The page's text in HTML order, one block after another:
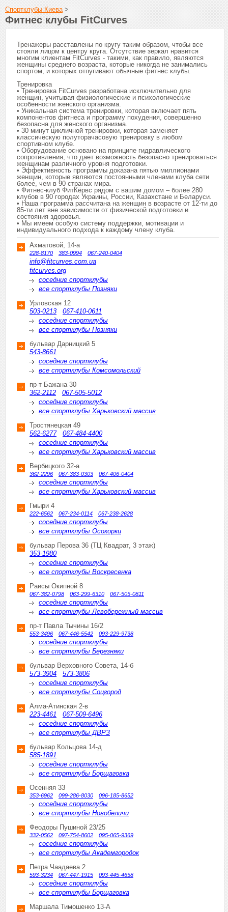
Спортклубы Киева>
Фитнес клубы FitCurves
Тренажеры расставлены по кругу таким образом, чтобы все
стояли лицом к центру круга. Отсутствие зеркал нравится
многим клиентам FitCurves - такими, как правило, являются
женщины среднего возраста, которые никогда не занимались
спортом, и которых отпугивают обычные фитнес клубы.
Тренировка
• Тренировка FitCurves разработана исключительно для
женщин, учитывая физиологические и психологические
особенности женского организма.
• Уникальная система тренировки, которая включает пять
компонентов фитнеса и программу похудения, совершенно
безопасна для женcкого организма.
• 30 минут цикличной тренировки, которая заменяет
классическую полуторачасовую тренировку в любом
спортивном клубе.
• Оборудование основано на принципе гидравлического
сопротивления, что дает возможность безопасно тренироваться
женщинам различного уровня подготовки.
• Эффективность программы доказана пятью миллионами
женщин, которые являются постоянными членами клуба сети
более, чем в 90 странах мира.
• Фитнес-клуб ФитКёрвс рядом с вашим домом – более 280
клубов в 90 городах Украины, России, Казахстане и Беларуси.
• Наша программа рассчитана на женщин в возрасте от 12-ти до
85-ти лет вне зависимости от физической подготовки и
состояния здоровья.
• Мы имеем особую систему поддержки, мотивации и
индивидуального подхода к каждому члену клуба.
Ахматовой, 14-а
228-8170 383-0994 067-240-0404
info@fitcurves.com.ua
fitcurves.org
соседние спортклубы
все спортклубы Позняки
Урловская 12
503-0213
067-410-0611
соседние спортклубы
все спортклубы Позняки
бульвар Дарницкий 5
543-8661
соседние спортклубы
все спортклубы Комсомольский
пр-т Бажана 30
362-2112
067-505-5012
соседние спортклубы
все спортклубы Харьковский массив
Тростянецкая 49
562-6277
067-484-4400
соседние спортклубы
все спортклубы Харьковский массив
Вербицкого 32-а
362-2296 067-383-0303 067-406-0404
соседние спортклубы
все спортклубы Харьковский массив
Гмыри 4
222-6562 067-234-0114 067-238-2628
соседние спортклубы
все спортклубы Осокорки
бульвар Перова 36 (ТЦ Квадрат, 3 этаж)
353-1980
соседние спортклубы
все спортклубы Воскресенка
Раисы Окипной 8
067-382-0798 063-299-6310 067-505-0811
соседние спортклубы
все спортклубы Левобережный массив
пр-т Павла Тычины 16/2
553-3496 067-446-5542 093-229-9738
соседние спортклубы
все спортклубы Березняки
бульвар Верховного Совета, 14-б
573-3904
573-3806
соседние спортклубы
все спортклубы Соцгород
Алма-Атинская 2-в
223-4461
067-509-6496
соседние спортклубы
все спортклубы ДВРЗ
бульвар Кольцова 14-д
585-1891
соседние спортклубы
все спортклубы Борщаговка
Осенняя 33
353-6962 099-286-8030 096-185-8652
соседние спортклубы
все спортклубы Новобеличи
Феодоры Пушиной 23/25
332-0562 097-754-8602 095-065-9369
соседние спортклубы
все спортклубы Академгородок
Петра Чаадаева 2
593-3234 067-447-1915 093-445-4658
соседние спортклубы
все спортклубы Борщаговка
Маршала Тимошенко 13-А